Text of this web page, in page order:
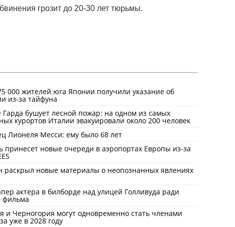
грозит до 20-30 лет тюрьмы.
000 жителей юга Японии получили указание об
из-за тайфуна
Гарда бушует лесной пожар: на одном из самых
курортов Италии эвакуировали около 200 человек
Лионеля Месси: ему было 68 лет
принесет новые очереди в аэропортах Европы из-за
раскрыл новые материалы о неопознанных явлениях
актера в билборде над улицей Голливуда ради
фильма
и Черногория могут одновременно стать членами
уже в 2028 году